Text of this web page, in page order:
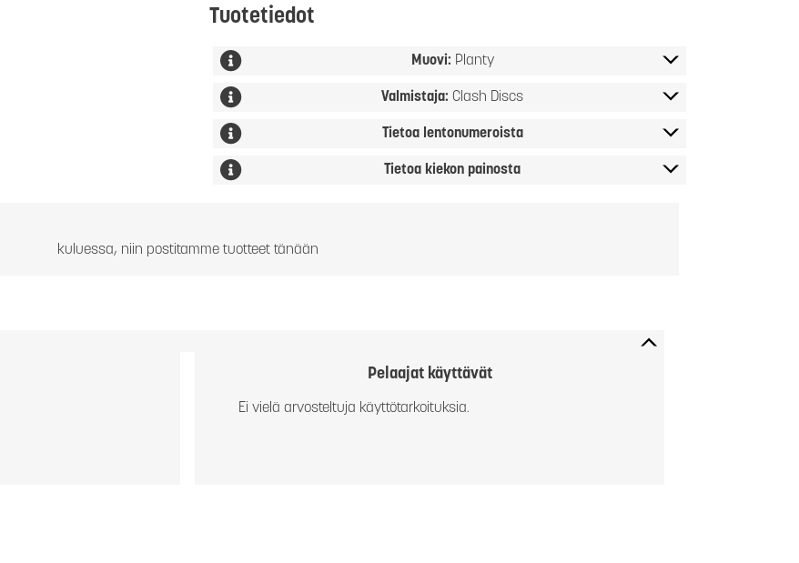
Tuotetiedot
Muovi: Planty
Valmistaja: Clash Discs
Tietoa lentonumeroista
Tietoa kiekon painosta
kuluessa, niin postitamme tuotteet tänään
Pelaajat käyttävät
Ei vielä arvosteltuja käyttötarkoituksia.